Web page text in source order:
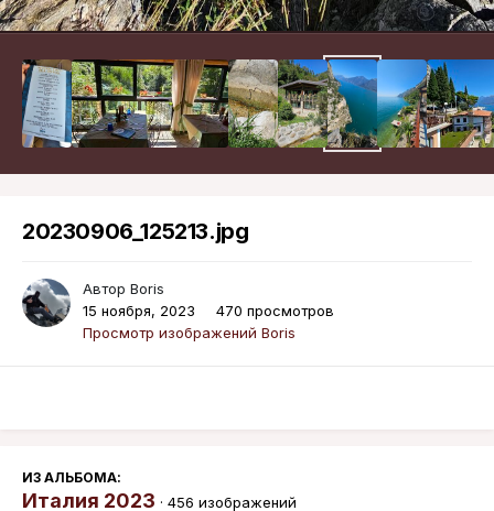
20230906_125213.jpg
Автор Boris
15 ноября, 2023
470 просмотров
Просмотр изображений Boris
ИЗ АЛЬБОМА:
Италия 2023 · 456 изображений